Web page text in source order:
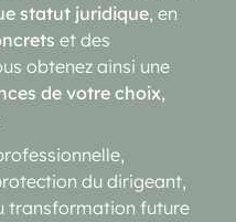
statut juridique, en
et des
obtenez ainsi une
de votre choix,
du dirigeant,
transformation future